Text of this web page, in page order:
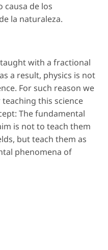
causa de los
la naturaleza.
with a fractional
a result, physics is not
For such reason we
this science
The fundamental
is not to teach them
but teach them as
phenomena of